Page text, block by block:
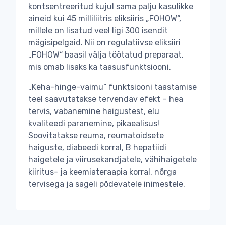
kontsentreeritud kujul sama palju kasulikke
aineid kui 45 milliliitris eliksiiris „FOHOW“,
millele on lisatud veel ligi 300 isendit
mägisipelgaid. Nii on regulatiivse eliksiiri
„FOHOW“ baasil välja töötatud preparaat,
mis omab lisaks ka taasusfunktsiooni.
„Keha-hinge-vaimu“ funktsiooni taastamise
teel saavutatakse tervendav efekt – hea
tervis, vabanemine haigustest, elu
kvaliteedi paranemine, pikaealisus!
Soovitatakse reuma, reumatoidsete
haiguste, diabeedi korral, B hepatiidi
haigetele ja viirusekandjatele, vähihaigetele
kiiritus- ja keemiateraapia korral, nõrga
tervisega ja sageli põdevatele inimestele.